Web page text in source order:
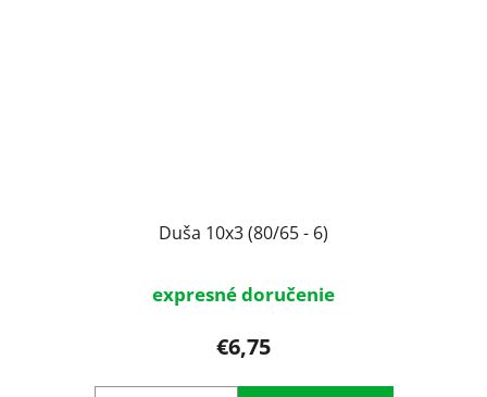
Duša 10x3 (80/65 - 6)
expresné doručenie
€6,75